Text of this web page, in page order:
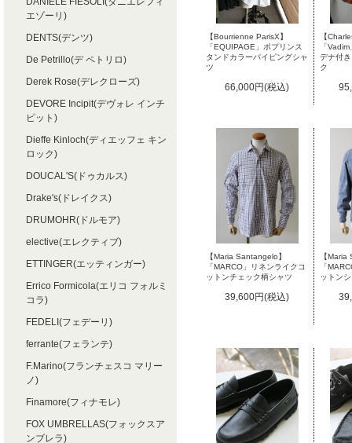
【Bourrienne ParisX】
「EQUIPAGE」ポプリンス
タンドカラーパイピングシャ
ツ
66,000円(税込)
【
「
デナ付
ク
【Maria Santangelo】
「MARCO」リネンライクコ
ットンチェック柄シャツ
39,600円(税込)
【
「
ットン
エゾーリ)
DENTS(デンツ)
De Petrillo(デ ペトリロ)
Derek Rose(デレクローズ)
DEVORE Incipit(デヴォレ インチ
ピット)
Dieffe Kinloch(ディエッフェ キン
ロック)
DOUCAL'S(ドゥカルス)
Drake's(ドレイクス)
DRUMOHR(ドルモア)
elective(エレクティブ)
ETTINGER(エッティンガー)
Errico Formicola(エリコ フォルミ
コラ)
FEDELI(フェデーリ)
ferrante(フェランテ)
F.Marino(フランチェスコ マリー
ノ)
Finamore(フィナモレ)
FOX UMBRELLAS(フォックスア
ンブレラ)